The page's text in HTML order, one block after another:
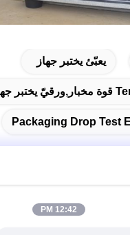
يعبّئ يختبر جهاز
Packaging Drop Test
12:42 PM